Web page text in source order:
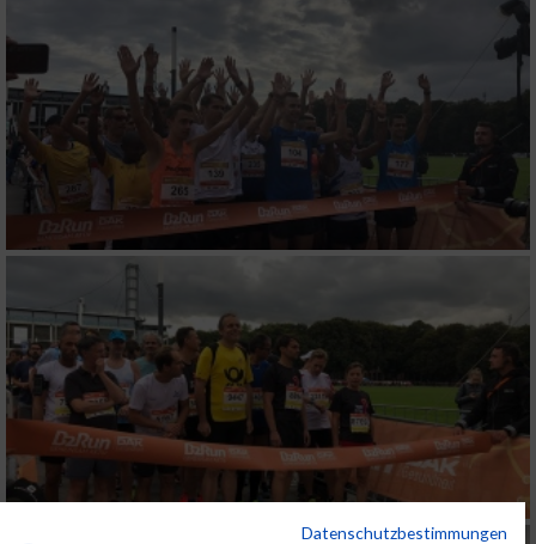
Datenschutzbestimmungen